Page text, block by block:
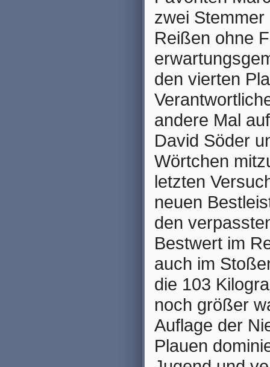
zwei
Reißen ohne
den vierten
andere Mal
David Söder
Wörtchen
letzten
neuen
den
Bestwert im
auch im
die 103
noch größer
Auflage der
Plauen